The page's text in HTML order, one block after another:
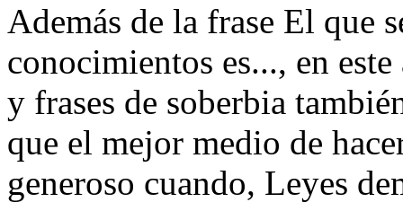
Además de la frase El que
conocimientos es..., en
y frases de soberbia
que el mejor medio de
generoso cuando, Leyes